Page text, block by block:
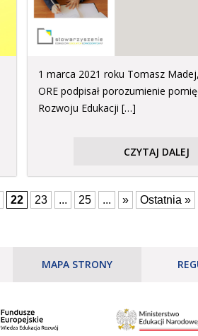
1 marca 2021 roku Tomasz
ORE podpisał porozumienie
Rozwoju Edukacji […]
CZYTAJ DALEJ
22 23 ... 25 ... » Ostatnia »
MAPA STRONY